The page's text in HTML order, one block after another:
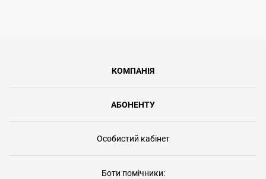
КОМПАНІЯ
АБОНЕНТУ
Особистий кабінет
Боти помічники: